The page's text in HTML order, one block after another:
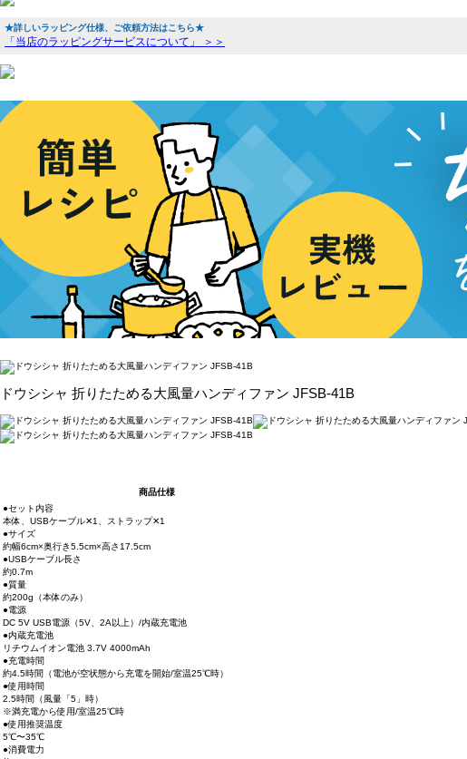
★詳しいラッピング仕様、ご依頼方法はこちら★
「当店のラッピングサービスについて」 ＞＞
ドウシシャ 折りたためる大風量ハンディファン JFSB-41B
商品仕様
●セット内容
本体、USBケーブル✕1、ストラップ✕1
●サイズ
約幅6cm×奥行き5.5cm×高さ17.5cm
●USBケーブル長さ
約0.7m
●質量
約200g（本体のみ）
●電源
DC 5V USB電源（5V、2A以上）/内蔵充電池
●内蔵充電池
リチウムイオン電池 3.7V 4000mAh
●充電時間
約4.5時間（電池が空状態から充電を開始/室温25℃時）
●使用時間
2.5時間（風量「5」時）
※満充電から使用/室温25℃時
●使用推奨温度
5℃〜35℃
●消費電力